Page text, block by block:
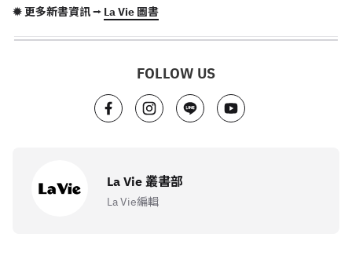
✹ 更多新書資訊 ⭢ La Vie 圖書
FOLLOW US
La Vie 叢書部
La Vie編輯